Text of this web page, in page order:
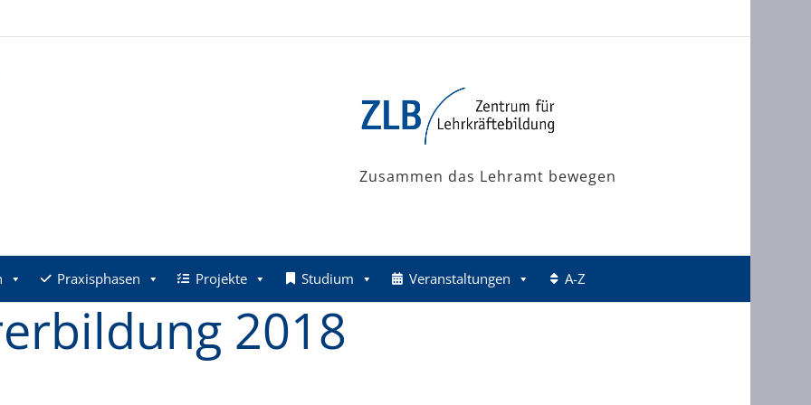
Zusammen das Lehramt bewegen
Praxisphasen Projekte Studium Veranstaltungen A-Z
2018